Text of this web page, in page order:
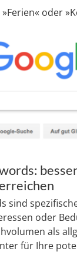
oder
sind
oder
als
für Ihre